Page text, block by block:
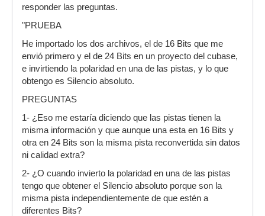
responder las preguntas.
"PRUEBA
He importado los dos archivos, el de 16 Bits que me
envió primero y el de 24 Bits en un proyecto del cubase,
e invirtiendo la polaridad en una de las pistas, y lo que
obtengo es Silencio absoluto.
PREGUNTAS
1- ¿Eso me estaría diciendo que las pistas tienen la
misma información y que aunque una esta en 16 Bits y
otra en 24 Bits son la misma pista reconvertida sin datos
ni calidad extra?
2- ¿O cuando invierto la polaridad en una de las pistas
tengo que obtener el Silencio absoluto porque son la
misma pista independientemente de que estén a
diferentes Bits?